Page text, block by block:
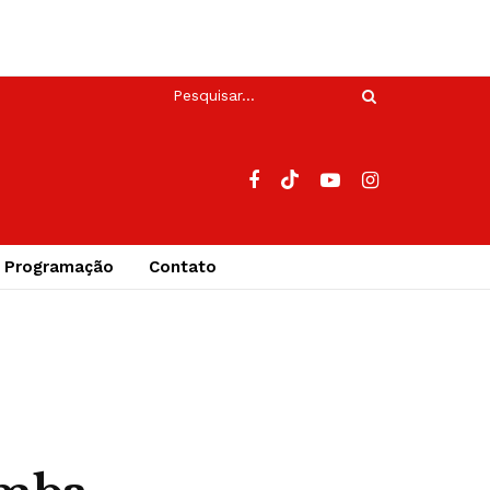
Programação Contato